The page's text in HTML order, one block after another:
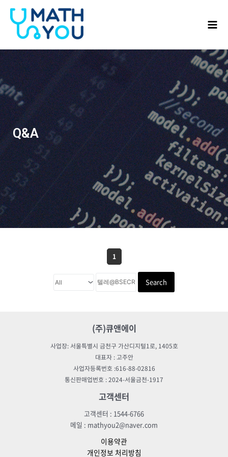
건너뛰기
Q&A
1
Search
(주)큐앤에이
사업장: 서울특별시 금천구 가산디지털1로, 1405호
대표자 : 고주안
사업자등록번호 :616-88-02816
통신판매업번호 : 2024-서울금천-1917
고객센터
고객센터 : 1544-6766
메일 : mathyou2@naver.com
이용약관
개인정보 처리방침